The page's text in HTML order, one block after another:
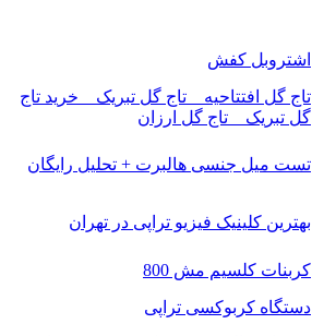
اشتروبل کفش
تاج گل افتتاحیه _ تاج گل تبریک _ خرید تاج
گل تبریک _ تاج گل ارزان
تست میل جنسی هالبرت + تحلیل رایگان
بهترین کلینیک فیزیو تراپی در تهران
کربنات کلسیم مش 800
دستگاه کربوکسی تراپی